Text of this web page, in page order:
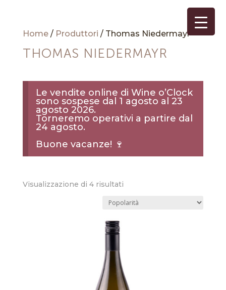
Home/ Produttori / Thomas Niedermayr
THOMAS NIEDERMAYR
Le vendite online di Wine o’Clock
sono sospese dal 1 agosto al 23
agosto 2026.
Torneremo operativi a partire dal
24 agosto.
Buone vacanze! 🍷
Visualizzazione di 4 risultatiPopolarità